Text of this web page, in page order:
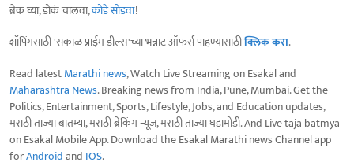
ब्रेक घ्या, डोकं चालवा,कोडे सोडवा!
शॉपिंगसाठी 'सकाळ प्राईम डील्स'च्या भन्नाट ऑफर्स पाहण्यासाठीक्लिक करा.
Read latestMarathi news, Watch Live Streaming on Esakal and
Maharashtra News. Breaking news from India, Pune, Mumbai. Get the
Politics, Entertainment, Sports, Lifestyle, Jobs, and Education updates,
मराठी ताज्या बातम्या, मराठी ब्रेकिंग न्यूज, मराठी ताज्या घडामोडी. And Live taja batmya
on Esakal Mobile App. Download the Esakal Marathi news Channel app
forAndroidand IOS.